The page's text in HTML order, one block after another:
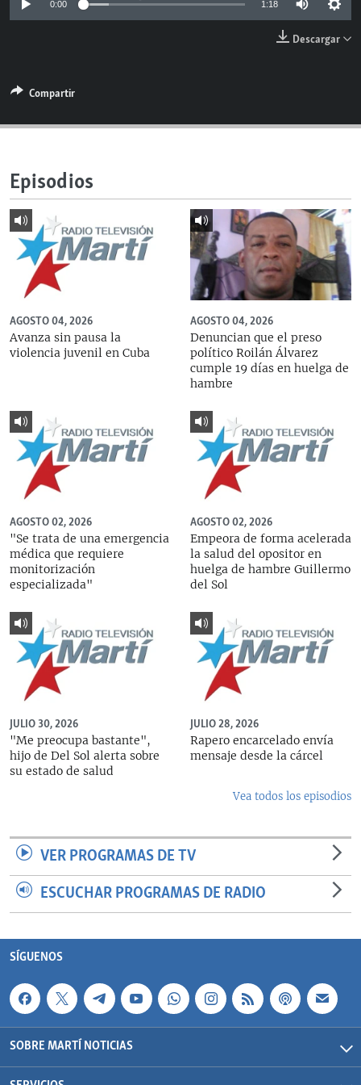
RADIO MARTÍ
LA REALIDAD DE LA VIVIENDA EN CUBA
SER VIEJO EN CUBA
LOS SANTOS DE HIALEAH
DESINFORMACIÓN RUSA EN AMÉRICA LATINA
LA INVASIÓN DE RUSIA A UCRANIA
EDITORIALES
0:00 1:18
Descargar
Compartir
Episodios
AGOSTO 04, 2026
Avanza sin pausa la
violencia juvenil en Cuba
AGOSTO 04, 2026
Denuncian que el preso
político Roilán Álvarez
cumple 19 días en huelga de
hambre
AGOSTO 02, 2026
"Se trata de una emergencia
médica que requiere
monitorización
especializada"
AGOSTO 02, 2026
Empeora de forma acelerada
la salud del opositor en
huelga de hambre Guillermo
del Sol
JULIO 30, 2026
"Me preocupa bastante",
hijo de Del Sol alerta sobre
su estado de salud
JULIO 28, 2026
Rapero encarcelado envía
mensaje desde la cárcel
Vea todos los episodios
VER PROGRAMAS DE TV
ESCUCHAR PROGRAMAS DE RADIO
SÍGUENOS
SOBRE MARTÍ NOTICIAS